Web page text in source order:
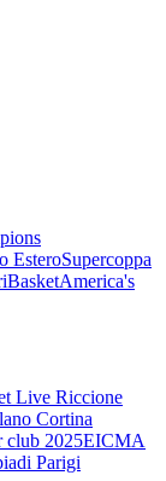
EsteroSupercoppa
BasketAmerica's
Live Riccione
Cortina
club 2025EICMA
Parigi